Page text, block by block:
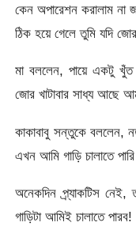
কেন অপারেশন করালাম না
ঠিক হয়ে গেলে তুমি যদি
মা বললেন, পায়ে একটু খুঁত
জোর খাটাবার সাধ্য আছে
কাকাবাবু সন্তুকে বললেন,
এখন আমি গাড়ি চালাতে
অনেকদিন প্র্যাকটিস নেই,
গাড়িটা আমিই চালাতে পারব!